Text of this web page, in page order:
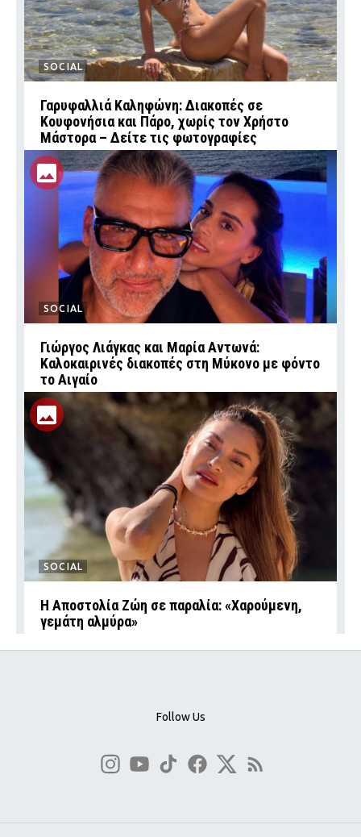
SOCIAL
Γαρυφαλλιά Καληφώνη: Διακοπές σε
Κουφονήσια και Πάρο, χωρίς τον Χρήστο
Μάστορα – Δείτε τις φωτογραφίες
SOCIAL
Γιώργος Λιάγκας και Μαρία Αντωνά:
Καλοκαιρινές διακοπές στη Μύκονο με φόντο
το Αιγαίο
SOCIAL
Η Αποστολία Ζώη σε παραλία: «Χαρούμενη,
γεμάτη αλμύρα»
Follow Us